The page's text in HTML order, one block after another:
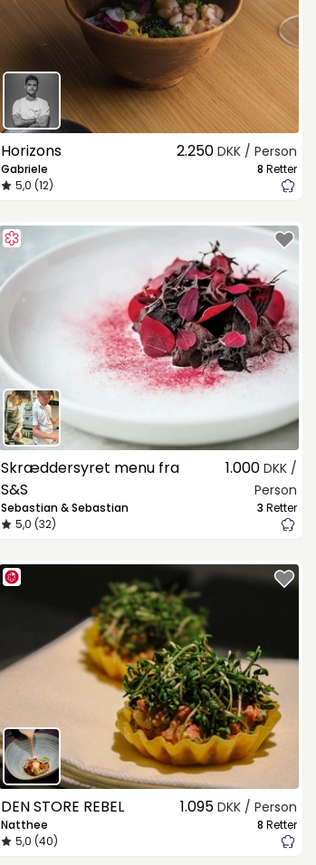
Horizons
Gabriele
5,0 (12)
2.250 DKK / Person
8 Retter
Skræddersyret menu fra
S&S
Sebastian & Sebastian
5,0 (32)
1.000 DKK /
Person
3 Retter
DEN STORE REBEL
Natthee
5,0 (40)
1.095 DKK / Person
8 Retter